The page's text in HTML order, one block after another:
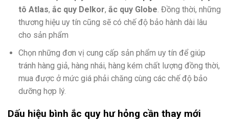
tô Atlas, ắc quy Delkor, ắc quy Globe. Đồng thời, những
thương hiệu uy tín cũng sẽ có chế độ bảo hành dài lâu
cho sản phẩm
Chọn những đơn vị cung cấp sản phẩm uy tín để giúp
tránh hàng giả, hàng nhái, hàng kém chất lượng đồng thời,
mua được ở mức giá phải chăng cùng các chế độ bảo
dưỡng hợp lý.
Dấu hiệu bình ắc quy hư hỏng cần thay mới